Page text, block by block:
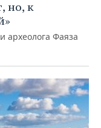
но, к
археолога Фаяза